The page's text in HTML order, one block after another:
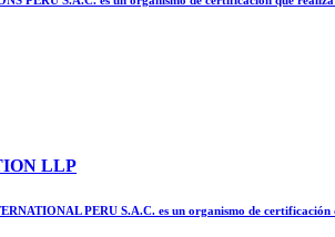
LLP
PERU S.A.C. es un organismo de certificación